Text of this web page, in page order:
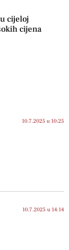
cijeloj
cijena
10.7.2025 u 10:25
10.7.2025 u 14:14